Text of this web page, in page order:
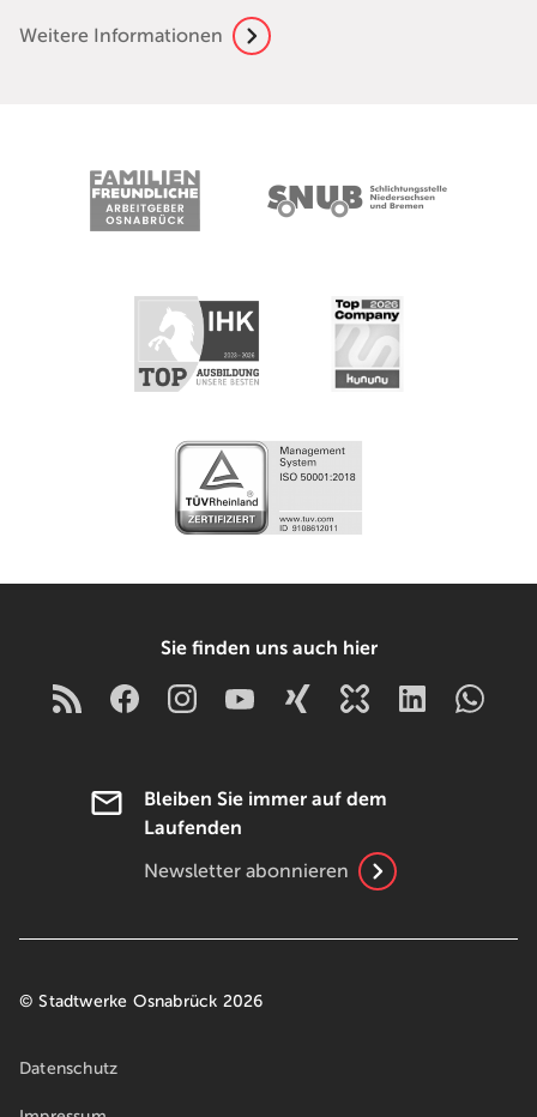
Weitere Informationen
Sie finden uns auch hier
Bleiben Sie immer auf dem
Laufenden
Newsletter abonnieren
© Stadtwerke Osnabrück 2026
Datenschutz